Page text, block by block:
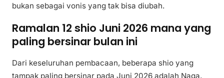
bukan sebagai vonis yang tak bisa diubah.
Ramalan 12 shio Juni 2026 mana yang
paling bersinar bulan ini
Dari keseluruhan pembacaan, beberapa shio yang
tampak paling bersinar pada Juni 2026 adalah Naga,